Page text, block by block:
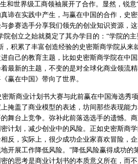
和世界级工商领袖展开了合作。显然，锐
谛在实践中产生，与赢在中国的合作，史
与参赛选手分享我们领先的创业知识资源，
院创立之始就奠定了其办学目的：“学院的
，积累了丰富创造经验的史密斯商学院从
自己的教育主题，比如史密斯商学院在中
最新的主题，不变的是对全球化商业领流
赢在中国》带向了世界。
商业计划书大赛与此前赢在中国海选秀
掩盖了商业模型的表述，坊间那些表现能
舞台上竞争。弥补此前落选选手的遗憾。
计划，减少创业中的风险。正如史密斯商
反，实际上，很少成功企业家喜欢冒险，
开展工作降低风险。”降低风险赢得成功
的思考是商业计划书的本质意义所在，而